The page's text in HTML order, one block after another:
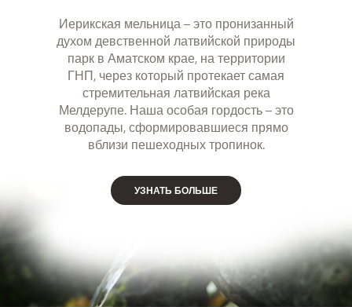
Иерикская мельница – это пронизанный
духом девственной латвийской природы
парк в Аматском крае, на территории
ГНП, через который протекает самая
стремительная латвийская река
Мелдерупе. Наша особая гордость – это
водопады, сформировавшиеся прямо
вблизи пешеходных тропинок.
УЗНАТЬ БОЛЬШЕ